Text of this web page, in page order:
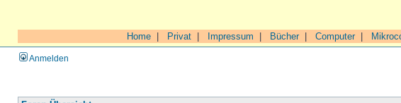
Home Privat Impressum Bücher| Computer|
Anmelden